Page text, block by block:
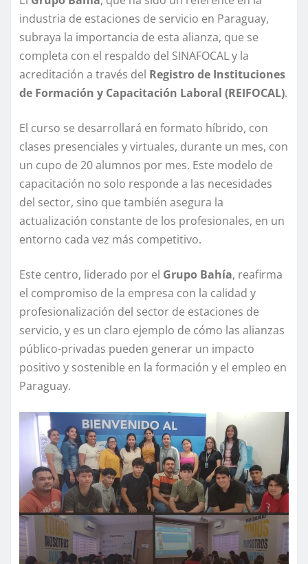
industria de estaciones de servicio en Paraguay,
subraya la importancia de esta alianza, que se
completa con el respaldo del SINAFOCAL y la
acreditación a través del Registro de Instituciones
de Formación y Capacitación Laboral (REIFOCAL).
El curso se desarrollará en formato híbrido, con
clases presenciales y virtuales, durante un mes, con
un cupo de 20 alumnos por mes. Este modelo de
capacitación no solo responde a las necesidades
del sector, sino que también asegura la
actualización constante de los profesionales, en un
entorno cada vez más competitivo.
Este centro, liderado por el Grupo Bahía, reafirma
el compromiso de la empresa con la calidad y
profesionalización del sector de estaciones de
servicio, y es un claro ejemplo de cómo las alianzas
público-privadas pueden generar un impacto
positivo y sostenible en la formación y el empleo en
Paraguay.